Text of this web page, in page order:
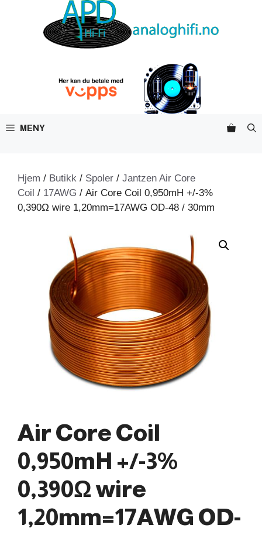
MENY
Hjem / Butikk / Spoler / Jantzen Air Core
Coil / 17AWG / Air Core Coil 0,950mH +/-3%
0,390Ω wire 1,20mm=17AWG OD-48 / 30mm
Air Core Coil
0,950mH +/-3%
0,390Ω wire
1,20mm=17AWG OD-